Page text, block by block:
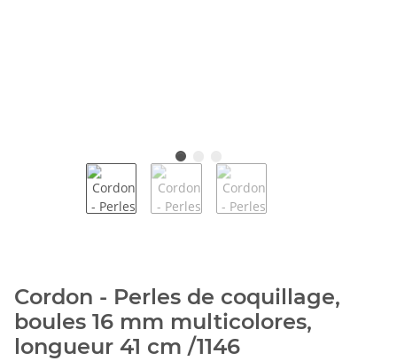
Cordon - Perles de coquillage,
boules 16 mm multicolores,
longueur 41 cm /1146